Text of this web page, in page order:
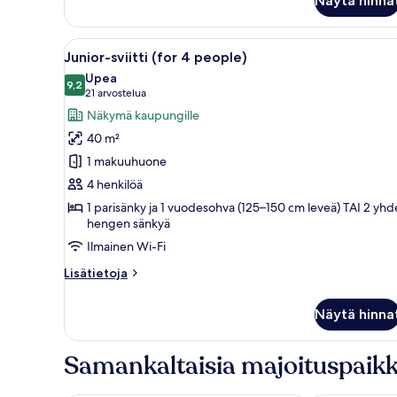
Avaa
kaikki
huonetyypin
Junior-
sviitti
(for
4
people)
kuvat
Hotellihuone, jossa on suuri
6
Junior-sviitti (for 4 people)
9,29,2 kautta 10
Upea
21 arvostelua
(21
arvostelua)
Näkymä kaupungille
40 m²
1 makuuhuone
4 henkilöä
1 parisänky ja 1 vuodesohva (125–150 cm leveä) TAI 2
hengen sänkyä
Ilmainen Wi-Fi
Lisätietoja
Lisätietoja
(for
people)
Näytä
Samankaltaisia